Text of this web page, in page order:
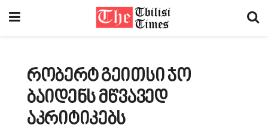
რობერტ გეითსი ჯო
ბაიდენს მწვავედ
აკრიტიკებს